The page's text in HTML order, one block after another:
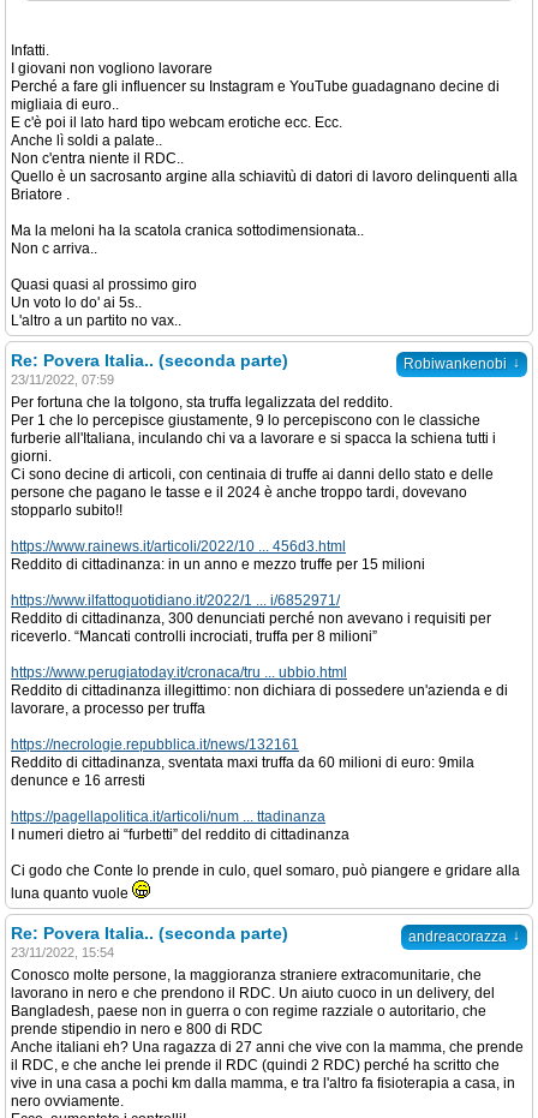
Infatti.
I giovani non vogliono lavorare
Perché a fare gli influencer su Instagram e YouTube guadagnano decine di
migliaia di euro..
E c'è poi il lato hard tipo webcam erotiche ecc. Ecc.
Anche lì soldi a palate..
Non c'entra niente il RDC..
Quello è un sacrosanto argine alla schiavitù di datori di lavoro delinquenti alla
Briatore .
Ma la meloni ha la scatola cranica sottodimensionata..
Non c arriva..
Quasi quasi al prossimo giro
Un voto lo do' ai 5s..
L'altro a un partito no vax..
Robiwankenobi ↓
Re: Povera Italia.. (seconda parte)
23/11/2022, 07:59
Per fortuna che la tolgono, sta truffa legalizzata del reddito.
Per 1 che lo percepisce giustamente, 9 lo percepiscono con le classiche
furberie all'Italiana, inculando chi va a lavorare e si spacca la schiena tutti i
giorni.
Ci sono decine di articoli, con centinaia di truffe ai danni dello stato e delle
persone che pagano le tasse e il 2024 è anche troppo tardi, dovevano
stopparlo subito!!
https://www.rainews.it/articoli/2022/10 ... 456d3.html
Reddito di cittadinanza: in un anno e mezzo truffe per 15 milioni
https://www.ilfattoquotidiano.it/2022/1 ... i/6852971/
Reddito di cittadinanza, 300 denunciati perché non avevano i requisiti per
riceverlo. “Mancati controlli incrociati, truffa per 8 milioni”
https://www.perugiatoday.it/cronaca/tru ... ubbio.html
Reddito di cittadinanza illegittimo: non dichiara di possedere un'azienda e di
lavorare, a processo per truffa
https://necrologie.repubblica.it/news/132161
Reddito di cittadinanza, sventata maxi truffa da 60 milioni di euro: 9mila
denunce e 16 arresti
https://pagellapolitica.it/articoli/num ... ttadinanza
I numeri dietro ai “furbetti” del reddito di cittadinanza
Ci godo che Conte lo prende in culo, quel somaro, può piangere e gridare alla
luna quanto vuole
andreacorazza ↓
Re: Povera Italia.. (seconda parte)
23/11/2022, 15:54
Conosco molte persone, la maggioranza straniere extracomunitarie, che
lavorano in nero e che prendono il RDC. Un aiuto cuoco in un delivery, del
Bangladesh, paese non in guerra o con regime razziale o autoritario, che
prende stipendio in nero e 800 di RDC
Anche italiani eh? Una ragazza di 27 anni che vive con la mamma, che prende
il RDC, e che anche lei prende il RDC (quindi 2 RDC) perché ha scritto che
vive in una casa a pochi km dalla mamma, e tra l'altro fa fisioterapia a casa, in
nero ovviamente.